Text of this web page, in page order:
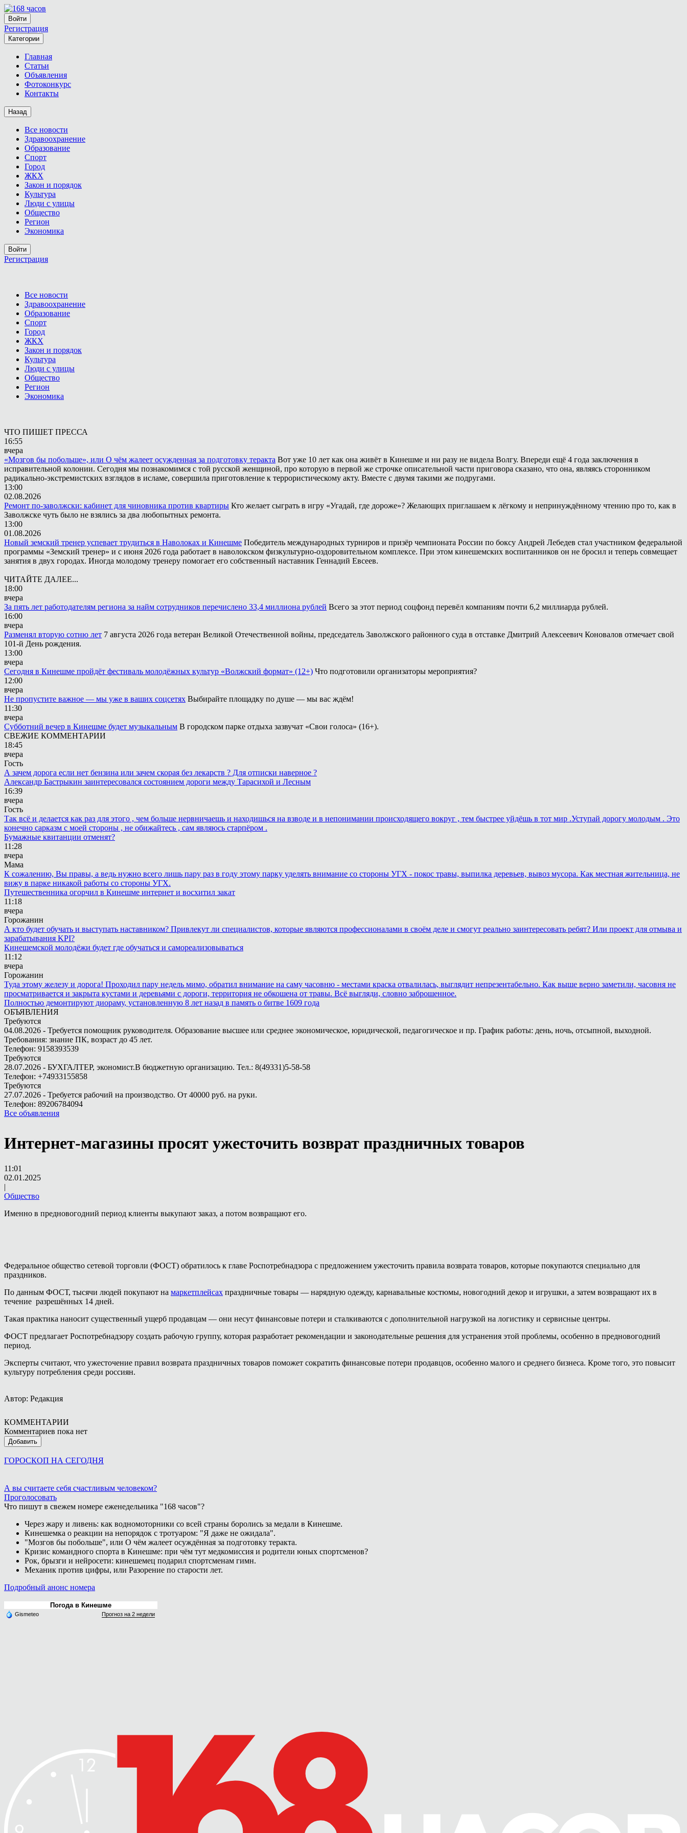
Войти
Регистрация
Категории
Главная
Статьи
Объявления
Фотоконкурс
Контакты
Назад
Все новости
Здравоохранение
Образование
Спорт
Город
ЖКХ
Закон и порядок
Культура
Люди с улицы
Общество
Регион
Экономика
Войти
Регистрация
Все новости
Здравоохранение
Образование
Спорт
Город
ЖКХ
Закон и порядок
Культура
Люди с улицы
Общество
Регион
Экономика
ЧТО ПИШЕТ ПРЕССА
16:55
вчера
«Мозгов бы побольше», или О чём жалеет осужденная за подготовку теракта Вот уже 10 лет как она живёт в Кинешме и ни разу не видела Волгу. Впереди ещё 4 года заключения в
исправительной колонии. Сегодня мы познакомимся с той русской женщиной, про которую в первой же строчке описательной части приговора сказано, что она, являясь сторонником
радикально-экстремистских взглядов в исламе, совершила приготовление к террористическому акту. Вместе с двумя такими же подругами.
13:00
02.08.2026
Ремонт по-заволжски: кабинет для чиновника против квартиры Кто желает сыграть в игру «Угадай, где дороже»? Желающих приглашаем к лёгкому и непринуждённому чтению про то, как в
Заволжске чуть было не взялись за два любопытных ремонта.
13:00
01.08.2026
Новый земский тренер успевает трудиться в Наволоках и Кинешме Победитель международных турниров и призёр чемпионата России по боксу Андрей Лебедев стал участником федеральной
программы «Земский тренер» и с июня 2026 года работает в наволокском физкультурно-оздоровительном комплексе. При этом кинешемских воспитанников он не бросил и теперь совмещает
занятия в двух городах. Иногда молодому тренеру помогает его собственный наставник Геннадий Евсеев.
ЧИТАЙТЕ ДАЛЕЕ...
18:00
вчера
За пять лет работодателям региона за найм сотрудников перечислено 33,4 миллиона рублей Всего за этот период соцфонд перевёл компаниям почти 6,2 миллиарда рублей.
16:00
вчера
Разменял вторую сотню лет 7 августа 2026 года ветеран Великой Отечественной войны, председатель Заволжского районного суда в отставке Дмитрий Алексеевич Коновалов отмечает свой
101-й День рождения.
13:00
вчера
Сегодня в Кинешме пройдёт фестиваль молодёжных культур «Волжский формат» (12+) Что подготовили организаторы мероприятия?
12:00
вчера
Не пропустите важное — мы уже в ваших соцсетях Выбирайте площадку по душе — мы вас ждём!
11:30
вчера
Субботний вечер в Кинешме будет музыкальным В городском парке отдыха зазвучат «Свои голоса» (16+).
СВЕЖИЕ КОММЕНТАРИИ
18:45
вчера
Гость
А зачем дорога если нет бензина или зачем скорая без лекарств ? Для отписки наверное ?
Александр Бастрыкин заинтересовался состоянием дороги между Тарасихой и Лесным
16:39
вчера
Гость
Так всё и делается как раз для этого , чем больше нервничаешь и находишься на взводе и в непонимании происходящего вокруг , тем быстрее уйдёшь в тот мир .Уступай дорогу молодым . Это
конечно сарказм с моей стороны , не обижайтесь , сам являюсь старпёром .
Бумажные квитанции отменят?
11:28
вчера
Мама
К сожалению, Вы правы, а ведь нужно всего лишь пару раз в году этому парку уделять внимание со стороны УГХ - покос травы, выпилка деревьев, вывоз мусора. Как местная жительница, не
вижу в парке никакой работы со стороны УГХ.
Путешественника огорчил в Кинешме интернет и восхитил закат
11:18
вчера
Горожанин
А кто будет обучать и выступать наставником? Привлекут ли специалистов, которые являются профессионалами в своём деле и смогут реально заинтересовать ребят? Или проект для отмыва и
зарабатывания KPI?
Кинешемской молодёжи будет где обучаться и самореализовываться
11:12
вчера
Горожанин
Туда этому железу и дорога! Проходил пару недель мимо, обратил внимание на саму часовню - местами краска отвалилась, выглядит непрезентабельно. Как выше верно заметили, часовня не
просматривается и закрыта кустами и деревьями с дороги, территория не обкошена от травы. Всё выгляди, словно заброшенное.
Полностью демонтируют диораму, установленную 8 лет назад в память о битве 1609 года
ОБЪЯВЛЕНИЯ
Требуются
04.08.2026 - Требуется помощник руководителя. Образование высшее или среднее экономическое, юридической, педагогическое и пр. График работы: день, ночь, отсыпной, выходной.
Требования: знание ПК, возраст до 45 лет.
Телефон: 9158393539
Требуются
28.07.2026 - БУХГАЛТЕР, экономист.В бюджетную организацию. Тел.: 8(49331)5-58-58
Телефон: +74933155858
Требуются
27.07.2026 - Требуется рабочий на производство. От 40000 руб. на руки.
Телефон: 89206784094
Все объявления
Интернет-магазины просят ужесточить возврат праздничных товаров
11:01
02.01.2025
|
Общество
Именно в предновогодний период клиенты выкупают заказ, а потом возвращают его.
Федеральное общество сетевой торговли (ФОСТ) обратилось к главе Роспотребнадзора с предложением ужесточить правила возврата товаров, которые покупаются специально для
праздников.
По данным ФОСТ, тысячи людей покупают на маркетплейсах праздничные товары — нарядную одежду, карнавальные костюмы, новогодний декор и игрушки, а затем возвращают их в
течение разрешённых 14 дней.
Такая практика наносит существенный ущерб продавцам — они несут финансовые потери и сталкиваются с дополнительной нагрузкой на логистику и сервисные центры.
ФОСТ предлагает Роспотребнадзору создать рабочую группу, которая разработает рекомендации и законодательные решения для устранения этой проблемы, особенно в предновогодний
период.
Эксперты считают, что ужесточение правил возврата праздничных товаров поможет сократить финансовые потери продавцов, особенно малого и среднего бизнеса. Кроме того, это повысит
культуру потребления среди россиян.
Автор: Редакция
КОММЕНТАРИИ
Комментариев пока нет
Добавить
ГОРОСКОП НА СЕГОДНЯ
А вы считаете себя счастливым человеком?
Проголосовать
Что пишут в свежем номере еженедельника "168 часов"?
Через жару и ливень: как водномоторники со всей страны боролись за медали в Кинешме.
Кинешемка о реакции на непорядок с тротуаром: "Я даже не ожидала".
"Мозгов бы побольше", или О чём жалеет осуждённая за подготовку теракта.
Кризис командного спорта в Кинешме: при чём тут медкомиссия и родители юных спортсменов?
Рок, брызги и нейросети: кинешемец подарил спортсменам гимн.
Механик против цифры, или Разорение по старости лет.
Подробный анонс номера
Погода в Кинешме
Gismeteo Прогноз на 2 недели